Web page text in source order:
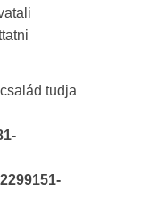
tudja